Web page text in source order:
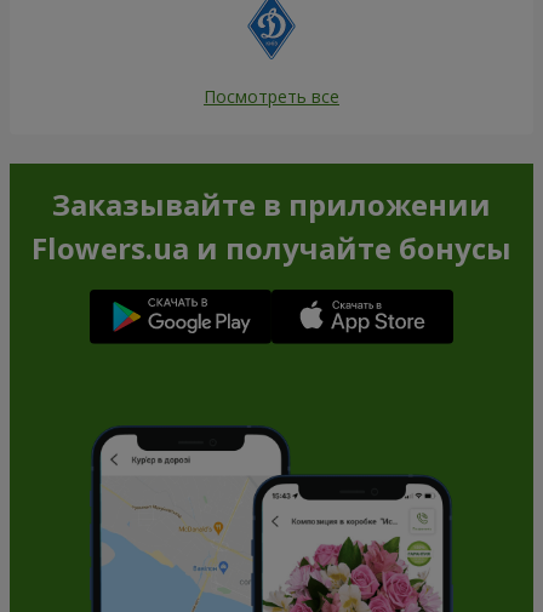
Посмотреть все
Заказывайте в приложении
Flowers.ua и получайте бонусы